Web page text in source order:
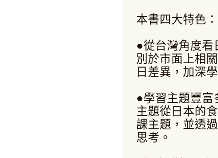
本書四大特色：
●從台灣角度看
別於市面上相
日差異，加深
●學習主題豐富
主題從日本的
課主題，並透
思考。